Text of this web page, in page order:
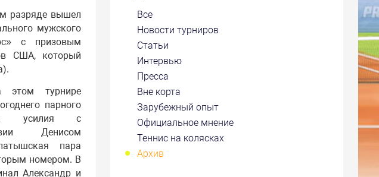
Все
Новости турниров
Статьи
Интервью
Пресса
Вне корта
Зарубежный опыт
Официальное мнение
Теннис на колясках
Архив
разряде вышел
мужского
с призовым
США, который
этом турнире
парного
усилия с
Денисом
пара
номером. В
Александр и